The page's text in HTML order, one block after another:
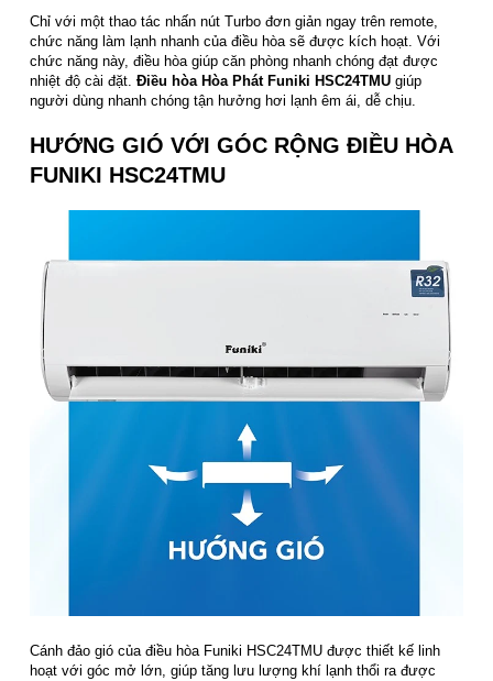
Chỉ với một thao tác nhấn nút Turbo đơn giản ngay trên remote,
chức năng làm lạnh nhanh của điều hòa sẽ được kích hoạt. Với
chức năng này, điều hòa giúp căn phòng nhanh chóng đạt được
nhiệt độ cài đặt. Điều hòa Hòa Phát Funiki HSC24TMU giúp
người dùng nhanh chóng tận hưởng hơi lạnh êm ái, dễ chịu.
HƯỚNG GIÓ VỚI GÓC RỘNG ĐIỀU HÒA
FUNIKI HSC24TMU
Cánh đảo gió của điều hòa Funiki HSC24TMU được thiết kế linh
hoạt với góc mở lớn, giúp tăng lưu lượng khí lạnh thổi ra được